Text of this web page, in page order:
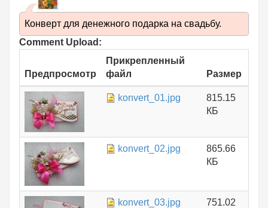
Конверт для денежного подарка на свадьбу.
Comment Upload:
Предпросмотр
Прикрепленный
файл
Размер
konvert_01.jpg
815.15
КБ
konvert_02.jpg
865.66
КБ
konvert_03.jpg
751.02